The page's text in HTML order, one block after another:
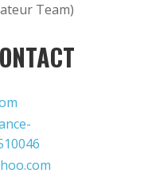
Team)